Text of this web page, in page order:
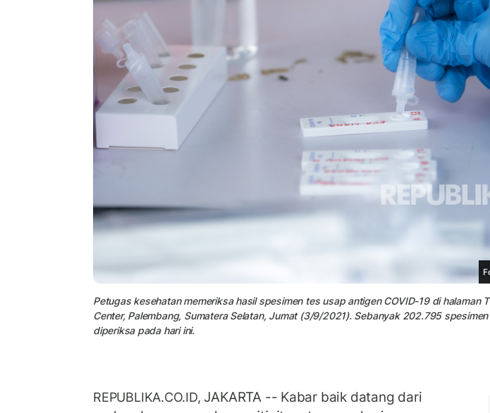
Petugas kesehatan memeriksa hasil spesimen tes usap antigen COVID-19 di halaman
Center, Palembang, Sumatera Selatan, Jumat (3/9/2021). Sebanyak 202.795
diperiksa pada hari ini.
REPUBLIKA.CO.ID,JAKARTA -- Kabar baik datang dari